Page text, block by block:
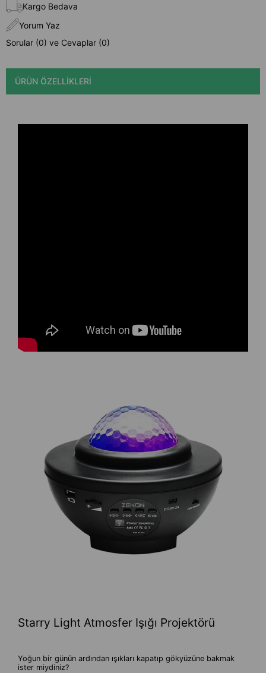
Kargo Bedava
Yorum Yaz
Sorular (0) ve Cevaplar (0)
ÜRÜN ÖZELLIKLERI
Starry Light Atmosfer Işığı Projektörü
Yoğun bir günün ardından ışıkları kapatıp gökyüzüne bakmak
ister miydiniz?